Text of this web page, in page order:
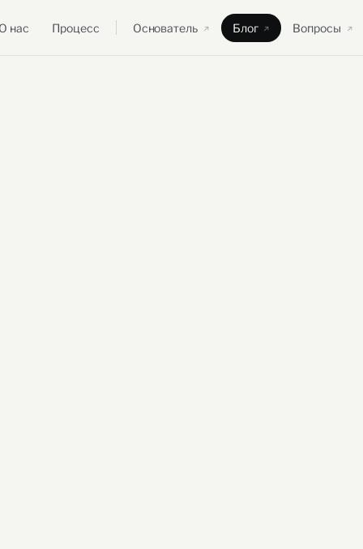
нас Процесс Основатель Блог Вопросы